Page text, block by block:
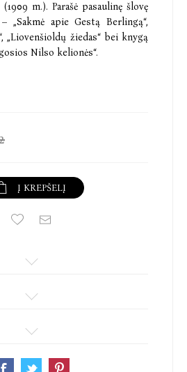
m.). Parašė pasaulinę šlovę
„Sakmė apie Gestą Berlingą“,
„Liovenšioldų žiedas“ bei knygą
Nilso kelionės“.
Į KREPŠELĮ